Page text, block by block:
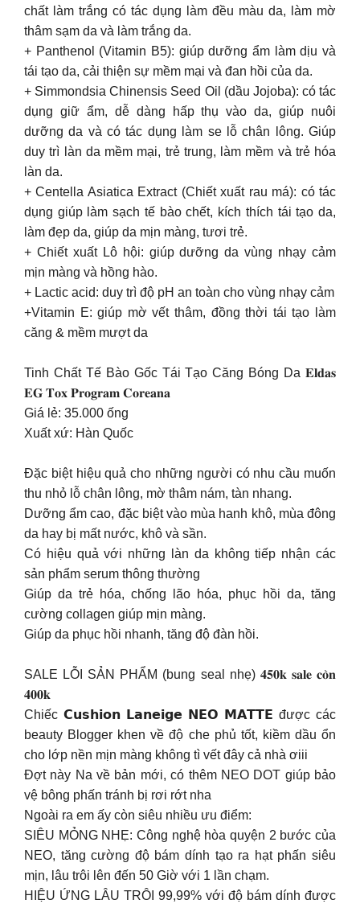
chất làm trắng có tác dụng làm đều màu da, làm mờ
thâm sạm da và làm trắng da.
+ Panthenol (Vitamin B5): giúp dưỡng ẩm làm dịu và
tái tạo da, cải thiện sự mềm mại và đan hồi của da.
+ Simmondsia Chinensis Seed Oil (dầu Jojoba): có tác
dụng giữ ẩm, dễ dàng hấp thụ vào da, giúp nuôi
dưỡng da và có tác dụng làm se lỗ chân lông. Giúp
duy trì làn da mềm mại, trẻ trung, làm mềm và trẻ hóa
làn da.
+ Centella Asiatica Extract (Chiết xuất rau má): có tác
dụng giúp làm sạch tế bào chết, kích thích tái tạo da,
làm đẹp da, giúp da mịn màng, tươi trẻ.
+ Chiết xuất Lô hội: giúp dưỡng da vùng nhạy cảm
mịn màng và hồng hào.
+ Lactic acid: duy trì độ pH an toàn cho vùng nhạy cảm
+Vitamin E: giúp mờ vết thâm, đồng thời tái tạo làm
căng & mềm mượt da
Tinh Chất Tế Bào Gốc Tái Tạo Căng Bóng Da 𝐄𝐥𝐝𝐚𝐬
𝐄𝐆 𝐓𝐨𝐱 𝐏𝐫𝐨𝐠𝐫𝐚𝐦 𝐂𝐨𝐫𝐞𝐚𝐧𝐚
Giá lẻ: 35.000 ống
Xuất xứ: Hàn Quốc
Đặc biệt hiệu quả cho những người có nhu cầu muốn
thu nhỏ lỗ chân lông, mờ thâm nám, tàn nhang.
Dưỡng ẩm cao, đặc biệt vào mùa hanh khô, mùa đông
da hay bị mất nước, khô và sần.
Có hiệu quả với những làn da không tiếp nhận các
sản phẩm serum thông thường
Giúp da trẻ hóa, chống lão hóa, phục hồi da, tăng
cường collagen giúp mịn màng.
Giúp da phục hồi nhanh, tăng độ đàn hồi.
SALE LỖI SẢN PHẨM (bung seal nhẹ) 𝟒𝟓𝟎𝐤 𝐬𝐚𝐥𝐞 𝐜𝐨̀𝐧
𝟒𝟎𝟎𝐤
Chiếc 𝗖𝘂𝘀𝗵𝗶𝗼𝗻 𝗟𝗮𝗻𝗲𝗶𝗴𝗲 𝗡𝗘𝗢 𝗠𝗔𝗧𝗧𝗘 được các
beauty Blogger khen về độ che phủ tốt, kiềm dầu ổn
cho lớp nền mịn màng không tì vết đây cả nhà ơiii
Đợt này Na về bản mới, có thêm NEO DOT giúp bảo
vệ bông phấn tránh bị rơi rớt nha
Ngoài ra em ấy còn siêu nhiều ưu điểm:
SIÊU MỎNG NHẸ: Công nghệ hòa quyện 2 bước của
NEO, tăng cường độ bám dính tạo ra hạt phấn siêu
mịn, lâu trôi lên đến 50 Giờ với 1 lần chạm.
HIỆU ỨNG LÂU TRÔI 99,99% với độ bám dính được